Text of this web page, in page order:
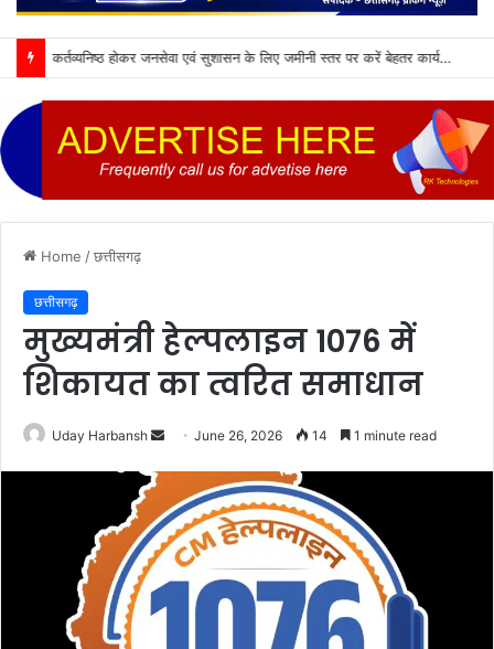
कर्तव्यनिष्ठ होकर जनसेवा एवं सुशासन के लिए जमीनी स्तर पर करें बेहतर कार्य : मुख्यमंत्री विष्णु देव साय
Home /छत्तीसगढ़
छत्तीसगढ़
मुख्यमंत्री हेल्पलाइन 1076 में
शिकायत का त्वरित समाधान
Uday Harbansh
Send June 26, 2026 14 1 minute read